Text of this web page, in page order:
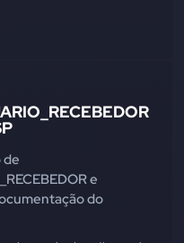
de
e
do